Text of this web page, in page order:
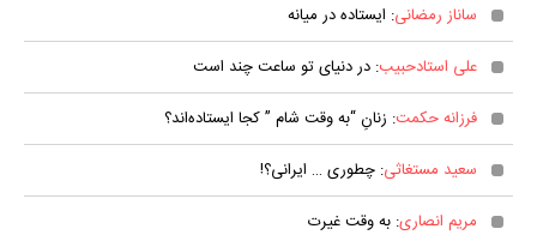
ساناز رمضانی: ایستاده در میانه
علی استادحبیب: در دنیای تو ساعت چند است
فرزانه حکمت: زنانِ “به وقت شام ” کجا ایستاده‌اند؟
سعید مستغاثی: چطوری … ایرانی؟!
مریم انصاری: به وقت غیرت